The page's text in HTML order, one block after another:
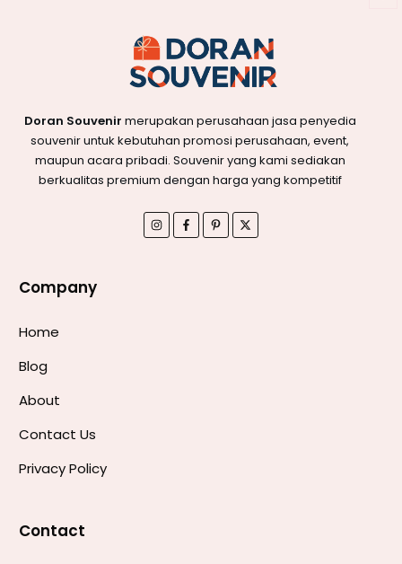
Doran Souvenir merupakan perusahaan jasa penyedia
souvenir untuk kebutuhan promosi perusahaan, event,
maupun acara pribadi. Souvenir yang kami sediakan
berkualitas premium dengan harga yang kompetitif
Company
Home
Blog
About
Contact Us
Privacy Policy
Contact